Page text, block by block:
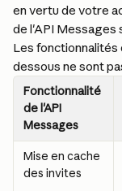
en vertu de votre
de l'API
Les fonctionnalités
dessous ne sont
Fonctionnalité
de l'API
Messages
Mise en cache
des invites